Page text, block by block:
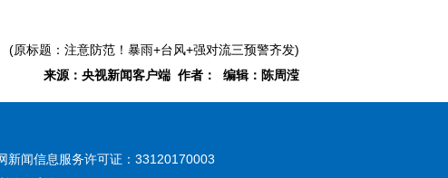
(原标题：注意防范！暴雨+台风+强对流三预警齐发)
来源：央视新闻客户端 作者： 编辑：陈周滢
新闻信息服务许可证：33120170003